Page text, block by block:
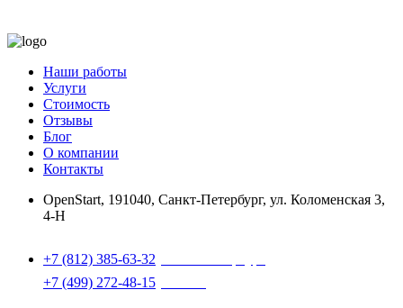
Наши работы
Услуги
Стоимость
Отзывы
Блог
О компании
Контакты
OpenStart, 191040, Санкт-Петербург, ул. Коломенская 3,
4-Н
+7 (812) 385-63-32
+7 (499) 272-48-15